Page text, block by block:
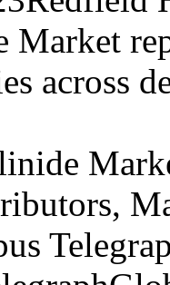
Market
across